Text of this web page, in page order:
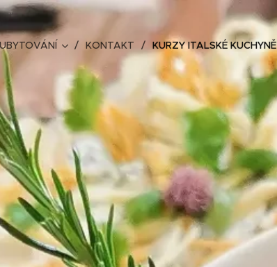
UBYTOVÁNÍ KONTAKT KURZY ITALSKÉ KUCHYNĚ